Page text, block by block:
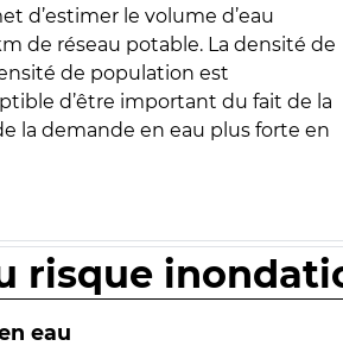
d’estimer le volume d’eau
de réseau potable. La densité de
de population est
d’être important du fait de la
la demande en eau plus forte en
risque
eau